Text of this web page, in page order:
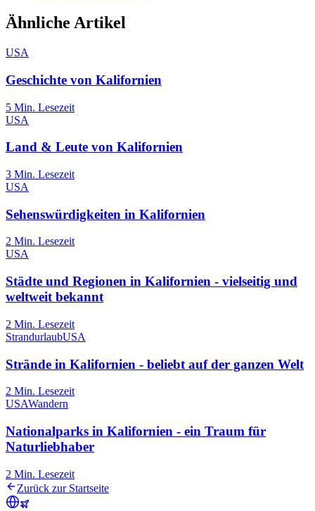
Ähnliche Artikel
USA
Geschichte von Kalifornien
5 Min. Lesezeit
USA
Land & Leute von Kalifornien
3 Min. Lesezeit
USA
Sehenswürdigkeiten in Kalifornien
2 Min. Lesezeit
USA
Städte und Regionen in Kalifornien - vielseitig und
weltweit bekannt
2 Min. Lesezeit
StrandurlaubUSA
Strände in Kalifornien - beliebt auf der ganzen Welt
2 Min. Lesezeit
USAWandern
Nationalparks in Kalifornien - ein Traum für
Naturliebhaber
2 Min. Lesezeit
Zurück zur Startseite